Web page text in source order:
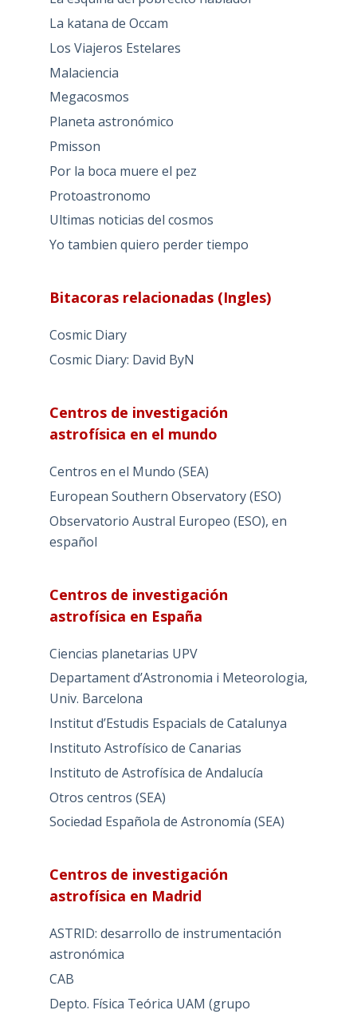
La katana de Occam
Los Viajeros Estelares
Malaciencia
Megacosmos
Planeta astronómico
Pmisson
Por la boca muere el pez
Protoastronomo
Ultimas noticias del cosmos
Yo tambien quiero perder tiempo
Bitacoras relacionadas (Ingles)
Cosmic Diary
Cosmic Diary: David ByN
Centros de investigación
astrofísica en el mundo
Centros en el Mundo (SEA)
European Southern Observatory (ESO)
Observatorio Austral Europeo (ESO), en
español
Centros de investigación
astrofísica en España
Ciencias planetarias UPV
Departament d’Astronomia i Meteorologia,
Univ. Barcelona
Institut d’Estudis Espacials de Catalunya
Instituto Astrofísico de Canarias
Instituto de Astrofísica de Andalucía
Otros centros (SEA)
Sociedad Española de Astronomía (SEA)
Centros de investigación
astrofísica en Madrid
ASTRID: desarrollo de instrumentación
astronómica
CAB
Depto. Física Teórica UAM (grupo